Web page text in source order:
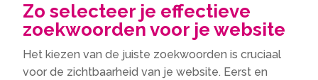
Zo selecteer je effectieve
zoekwoorden voor je website
Het kiezen van de juiste zoekwoorden is cruciaal
voor de zichtbaarheid van je website.​ Eerst en